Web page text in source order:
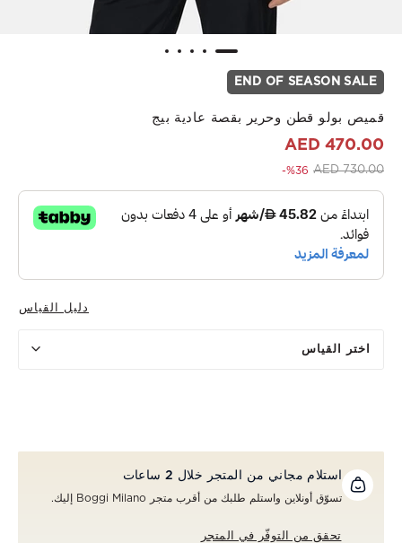
END OF SEASON SALE
قميص بولو قطن وحرير بقصة عادية بيج
470.00 AED
Price reduced from
730.00 AED
to 470.00 AED
%36-
دليل القياس
اختر القياس
استلام مجاني من المتجر خلال 2 ساعات
تسوّق أونلاين واستلم طلبك من أقرب متجر Boggi Milano إليك.
تحقق من التوفّر في المتجر